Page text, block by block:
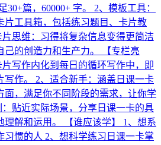
30+篇，60000+ 字。 2、模板工具：
片工具箱，包括练习题目、卡片教
思维：习得将复杂信息变得更简洁
己的创造力和生产力。 【专栏亮
写作内化到每日的循环写作中，即
写作。 2、适合新手：涵盖日课一卡
面，满足你不同阶段的需求，让你学
贴近实际场景，分享日课一卡的具
理解和运用。 【谁应该学】 1、想系
习惯的人 2、想科学练习日课一卡掌